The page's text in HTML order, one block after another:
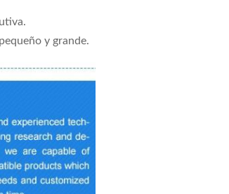
y grande.